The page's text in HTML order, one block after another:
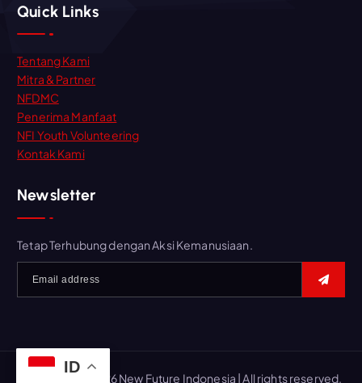
u
n
u
k
:
Quick Links
Tentang Kami
Mitra & Partner
NFDMC
Penerima Manfaat
NFI Youth Volunteering
Kontak Kami
Newsletter
Tetap Terhubung dengan Aksi Kemanusiaan.
Copyright © 2026 New Future Indonesia | All rights reserved.
ID